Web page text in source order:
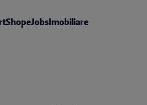
ShopeJobsImobiliare